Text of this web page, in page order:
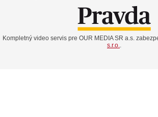
Kompletný video servis pre OUR MEDIA SR a.s.
s.r.o.